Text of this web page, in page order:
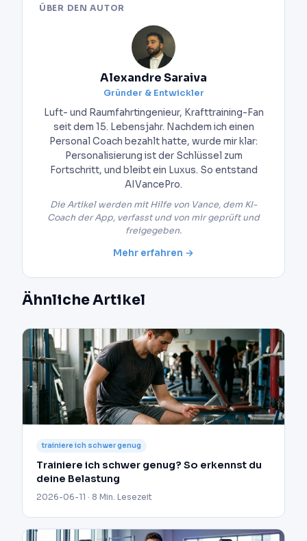
ÜBER DEN AUTOR
Alexandre Saraiva
Gründer & Entwickler
Luft- und Raumfahrtingenieur, Krafttraining-Fan
seit dem 15. Lebensjahr. Nachdem ich einen
Personal Coach bezahlt hatte, wurde mir klar:
Personalisierung ist der Schlüssel zum
Fortschritt, und bleibt ein Luxus. So entstand
AIVancePro.
Die Artikel werden mit Hilfe von Vance, dem KI-
Coach der App, verfasst und von mir geprüft und
freigegeben.
Mehr erfahren →
Ähnliche Artikel
trainiere ich schwer genug
Trainiere ich schwer genug? So erkennst du
deine Belastung
2026-06-11 · 8 Min. Lesezeit